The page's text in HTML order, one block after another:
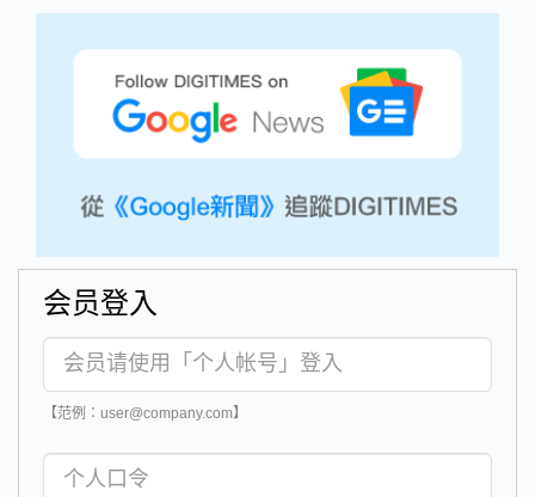
会员登入
【范例：user@company.com】